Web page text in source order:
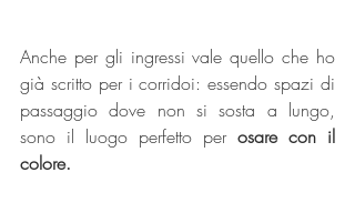
Anche per gli ingressi vale quello che ho
già scritto per i corridoi: essendo spazi di
passaggio dove non si sosta a lungo,
sono il luogo perfetto per osare con il
colore.